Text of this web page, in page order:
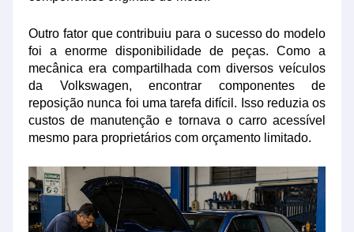
Outro fator que contribuiu para o sucesso do modelo
foi a enorme disponibilidade de peças. Como a
mecânica era compartilhada com diversos veículos
da Volkswagen, encontrar componentes de
reposição nunca foi uma tarefa difícil. Isso reduzia os
custos de manutenção e tornava o carro acessível
mesmo para proprietários com orçamento limitado.